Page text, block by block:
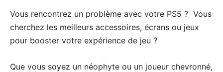
Vous rencontrez un problème avec votre PS5 ? Vous
cherchez les meilleurs accessoires, écrans ou jeux
pour booster votre expérience de jeu ?
Que vous soyez un néophyte ou un joueur chevronné,